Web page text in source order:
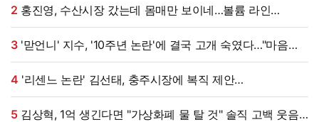
2
'시선강탈'
3'맏언니' 지수, '10주년 논란'에 결국 고개 숙였다…"마음
무겁다, 섭섭함 안겨" [엑's 이슈]
4
받았다…"돌아올 생각 있냐" 수척 근황까지 [엑's 이슈]
5김상혁, 1억 생긴다면 "가상화폐 물 탈 것" 솔직 고백 웃음